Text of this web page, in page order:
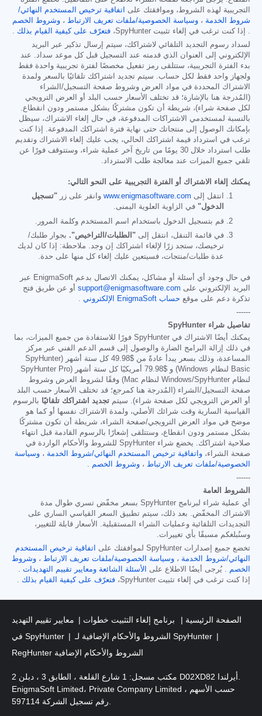
التجريبية لهذه الشروط، وموافقتك على
اتفاقية ترخيص المستخدم النهائي/
شروط الخدمة ، وسياسة الخصوصية/ملفات تعريف الارتباط ، وشروط الخصم
. إذا كنت ترغب في إلغاء تثبيت SpyHunter،
فتعرّف على كيفية القيام بذلك .
لسداد رسوم التجديد التلقائي لاشتراكك، سيتم إرسال تذكير عبر البريد
الإلكتروني إلى العنوان الذي قدمته عند التسجيل قبل كل موعد سداد. عند
بدء الفترة التجريبية، ستتلقى رمز تفعيل مخصصًا لفترة تجريبية واحدة فقط
ولجهاز واحد فقط لكل حساب. سيتم تجديد اشتراكك تلقائيًا بالسعر ولمدة
الاشتراك المحددة في مواد العرض وشروط صفحة التسجيل/الشراء
(المُدرجة هنا بالإشارة؛ قد تختلف الأسعار حسب البلد أو العرض الترويجي
لكل صفحة شراء)، شريطة أن تكون مشتركًا بشكل مستمر ودون انقطاع.
بالنسبة لمستخدمي الاشتراكات المدفوعة، في حال إلغاء الاشتراك، سيظل
بإمكانك الوصول إلى منتجاتك حتى نهاية فترة اشتراكك المدفوعة. إذا كنت
ترغب في استرداد قيمة اشتراكك الحالي، يجب عليك إلغاء الاشتراك وتقديم
طلب استرداد خلال 30 يومًا من تاريخ آخر عملية شراء، وستتوقف فورًا عن
تلقي جميع الميزات عند معالجة طلب الاسترداد.
يمكنك إلغاء الاشتراك أو الفترة التجريبية على النحو التالي:
انتقل إلى www.enigmasoftware.com وانقر على زر "تسجيل
الدخول" في الزاوية العلوية اليمنى.
قم بتسجيل الدخول باستخدام اسم المستخدم وكلمة المرور.
في قائمة التنقل، انتقل إلى "الطلبات/التراخيص". بجوار طلبك/
ترخيصك، ستجد زرًا لإلغاء اشتراكك إن وجد. ملاحظة: إذا كان لديك
عدة طلبات/منتجات، فسيتعين عليك إلغاء كل منها على حدة.
في حال وجود أي أسئلة أو مشاكل، يمكنك الاتصال بدعم EnigmaSoft عبر
البريد الإلكتروني على support@enigmasoftware.com أو عن طريق فتح
تذكرة دعم على موقع حساب EnigmaSoft الإلكتروني
.
------
تفاصيل شراء SpyHunter
يمكنك أيضًا الاشتراك في SpyHunter فورًا للاستفادة من جميع الميزات، بما
في ذلك إزالة البرامج الضارة والوصول إلى قسم الدعم الفني عبر مركز
المساعدة، وذلك بسعر يبدأ عادةً من $49.98
كل ستة أشهر (SpyHunter
Basic لنظام Windows) و
$79.98
أمريكيًا كل ستة أشهر (SpyHunter Pro
لنظام Windows/SpyHunter لنظام Mac) وفقًا لشروط العرض وشروط
صفحة التسجيل/الشراء (المُدرجة هنا كمرجع؛ قد تختلف الأسعار حسب البلد
أو العرض الترويجي لكل صفحة شراء). سيتم تجديد اشتراكك تلقائيًا بالرسوم
القياسية السارية وقت شرائك الأصلي، ولمدة الاشتراك نفسها أو كما هو
موضح في مواد العرض الترويجي/صفحة الشراء، شريطة أن تكون مشتركًا
بشكل مستمر ودون انقطاع، وستتلقى إشعارًا بالرسوم القادمة قبل انتهاء
صلاحية اشتراكك. يخضع شراء SpyHunter للشروط والأحكام الواردة في
صفحة الشراء، واتفاقية ترخيص المستخدم النهائي/شروط الخدمة ، وسياسة
الخصوصية/ملفات تعريف الارتباط ، وشروط الخصم .
------
الشروط العامة
أي عملية شراء لبرنامج SpyHunter بسعر مخفّض تسري طوال مدة
الاشتراك المخفّض. بعد ذلك، سيتم تطبيق السعر القياسي الساري على
التجديدات التلقائية وعمليات الشراء المستقبلية. الأسعار قابلة للتغيير،
وسنُبلغكم مسبقًا بأي تغييرات.
تخضع جميع إصدارات SpyHunter لموافقتك على
اتفاقية ترخيص المستخدم
النهائي/شروط الخدمة ، وسياسة الخصوصية/ملفات تعريف الارتباط ، وشروط
الخصم . يُرجى أيضًا الاطلاع على الأسئلة الشائعة ومعايير تقييم التهديدات .
إذا كنت ترغب في إلغاء تثبيت SpyHunter،
فتعرّف على كيفية القيام بذلك .
الصفحة الرئيسية برنامج إلغاء التثبيت خطوات
معايير تقييم التهديد
في SpyHunter
الشروط والأحكام الإضافية لـ SpyHunter
RegHunter الشروط والأحكام الإضافية
EnigmaSoft Limited، Private Company Limited حسب الأسهم ،